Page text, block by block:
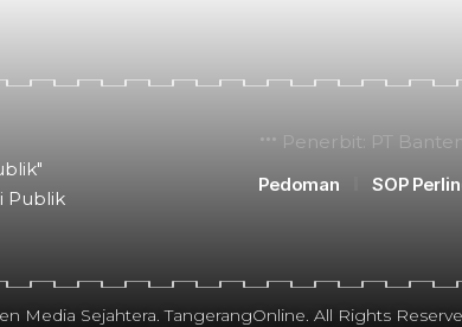
Publik
Penerbit: PT
Pedoman
SOP
Media Sejahtera. TangerangOnline. All Rights